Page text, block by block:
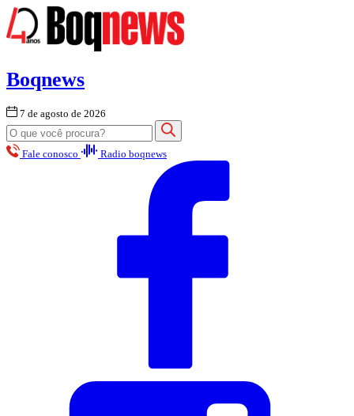
Boqnews
7 de agosto de 2026
Fale conosco Radio boqnews